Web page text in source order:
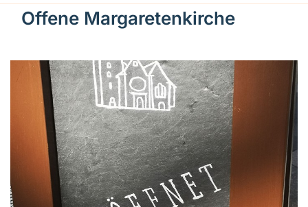
Offene Margaretenkirche